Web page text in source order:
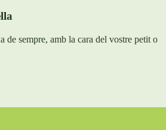
de sempre, amb la cara del vostre petit o